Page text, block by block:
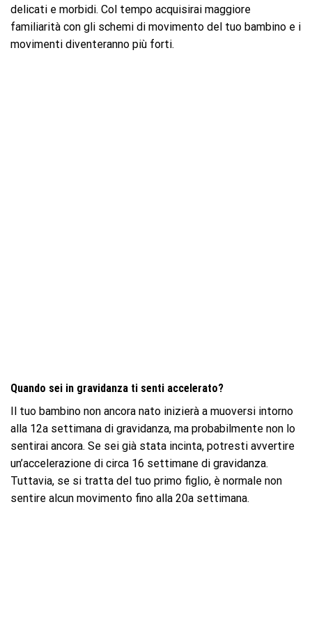
delicati e morbidi. Col tempo acquisirai maggiore
familiarità con gli schemi di movimento del tuo bambino e i
movimenti diventeranno più forti.
Quando sei in gravidanza ti senti accelerato?
Il tuo bambino non ancora nato inizierà a muoversi intorno
alla 12a settimana di gravidanza, ma probabilmente non lo
sentirai ancora. Se sei già stata incinta, potresti avvertire
un’accelerazione di circa 16 settimane di gravidanza.
Tuttavia, se si tratta del tuo primo figlio, è normale non
sentire alcun movimento fino alla 20a settimana.